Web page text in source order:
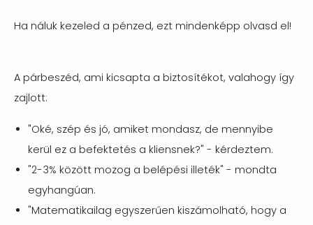
Ha náluk kezeled a pénzed, ezt mindenképp olvasd el!
A párbeszéd, ami kicsapta a biztosítékot, valahogy így
zajlott:
"Oké, szép és jó, amiket mondasz, de mennyibe
kerül ez a befektetés a kliensnek?" - kérdeztem.
"2-3% között mozog a belépési illeték" - mondta
egyhangúan.
"Matematikailag egyszerűen kiszámolható, hogy a